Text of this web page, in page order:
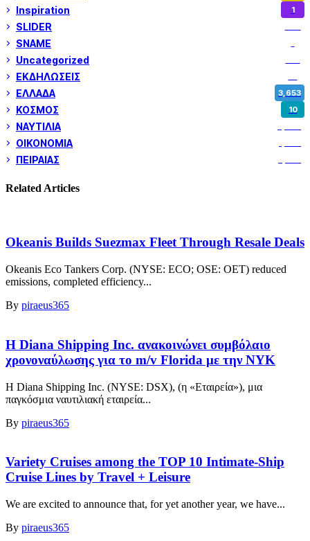
Inspiration 1
SLIDER
SNAME
Uncategorized
ΕΚΔΗΛΩΣΕΙΣ
ΕΛΛΑΔΑ 3,653
ΚΟΣΜΟΣ 10
ΝΑΥΤΙΛΙΑ
ΟΙΚΟΝΟΜΙΑ
ΠΕΙΡΑΙΑΣ
Related Articles
Okeanis Builds Suezmax Fleet Through Resale Deals
Okeanis Eco Tankers Corp. (NYSE: ECO; OSE: OET) reduced
emissions, completed efficiency...
By piraeus365
Η Diana Shipping Inc. ανακοινώνει συμβόλαιο
χρονοναύλωσης για το m/v Florida με την NYK
Η Diana Shipping Inc. (NYSE: DSX), (η «Εταιρεία»), μια
παγκόσμια ναυτιλιακή εταιρεία...
By piraeus365
Variety Cruises among the TOP 10 Intimate-Ship
Cruise Lines by Travel + Leisure
We are excited to announce that, for yet another year, we have...
By piraeus365